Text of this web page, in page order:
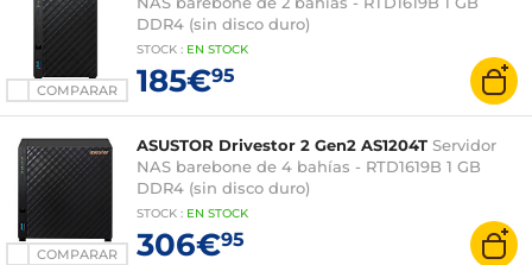
COMPARAR
DDR4 (sin disco duro)
STOCK : EN STOCK
185€95
COMPARAR
ASUSTOR Drivestor 2 Gen2 AS1204T Servidor
NAS barebone de 4 bahías - RTD1619B 1 GB
DDR4 (sin disco duro)
STOCK : EN STOCK
306€95